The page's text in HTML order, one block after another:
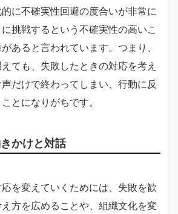
に不確実性回避の度合いが非常に
挑戦するという不確実性の高いこ
あると言われています。つまり、
ても、失敗したときの対応を考え
だけで終わってしまい、行動に反
とになりがちです。
かけと対話
を変えていくためには、失敗を歓
方を広めることや、組織文化を変